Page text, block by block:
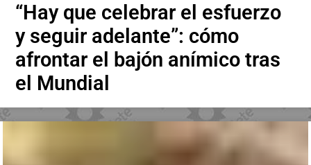
“Hay que celebrar el esfuerzo
y seguir adelante”: cómo
afrontar el bajón anímico tras
el Mundial